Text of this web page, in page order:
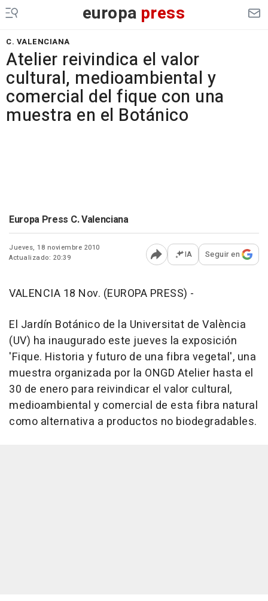
europa press
C. VALENCIANA
Atelier reivindica el valor
cultural, medioambiental y
comercial del fique con una
muestra en el Botánico
Europa Press C. Valenciana
Jueves, 18 noviembre 2010
Actualizado: 20:39
Abrir opciones para
IA Seguir en
VALENCIA 18 Nov. (EUROPA PRESS) -
El Jardín Botánico de la Universitat de València
(UV) ha inaugurado este jueves la exposición
'Fique. Historia y futuro de una fibra vegetal', una
muestra organizada por la ONGD Atelier hasta el
30 de enero para reivindicar el valor cultural,
medioambiental y comercial de esta fibra natural
como alternativa a productos no biodegradables.